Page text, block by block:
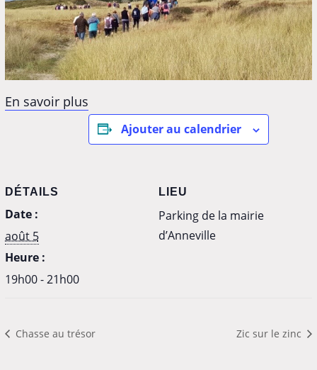
En savoir plus
Ajouter au calendrier
DÉTAILS
Date :
août 5
Heure :
19h00 - 21h00
LIEU
Parking de la mairie
d’Anneville
Chasse au trésor Zic sur le zinc